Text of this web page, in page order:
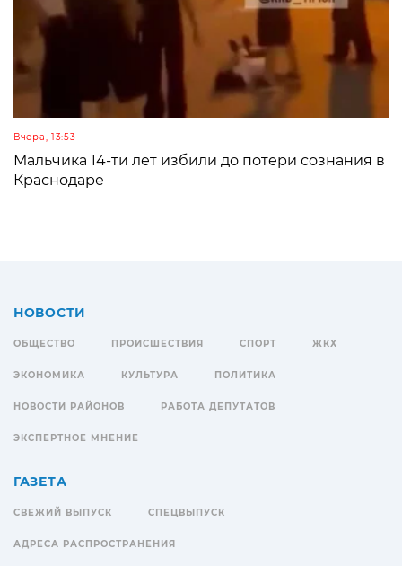
Вчера, 13:53
Мальчика 14-ти лет избили до потери сознания в
Краснодаре
НОВОСТИ
ОБЩЕСТВО ПРОИСШЕСТВИЯ СПОРТ ЖКХ
ЭКОНОМИКА КУЛЬТУРА ПОЛИТИКА
НОВОСТИ РАЙОНОВ РАБОТА ДЕПУТАТОВ
ЭКСПЕРТНОЕ МНЕНИЕ
ГАЗЕТА
СВЕЖИЙ ВЫПУСК СПЕЦВЫПУСК
АДРЕСА РАСПРОСТРАНЕНИЯ